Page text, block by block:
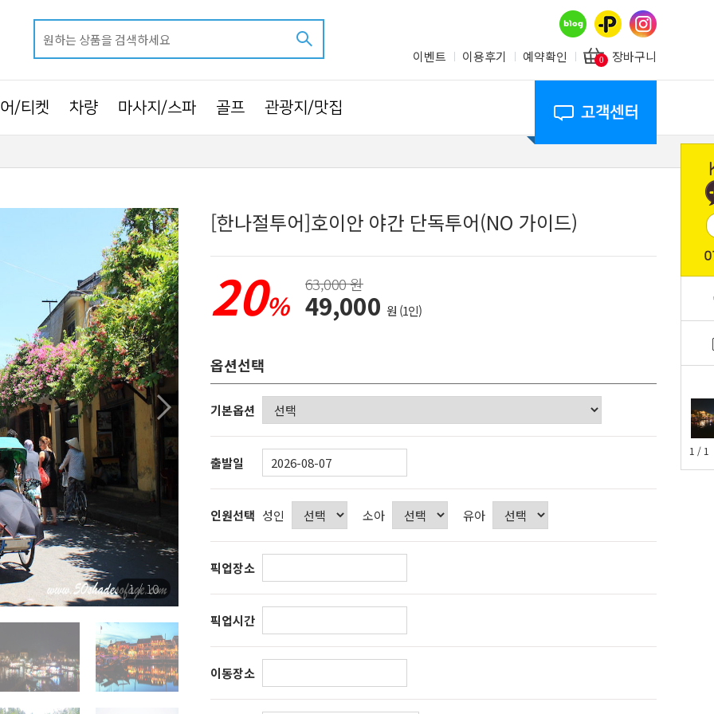
이벤트 이용후기 예약확인 0 장바구니
/티켓 차량 마사지/스파 골프 관광지/맛집
1 / 1
다음
1 / 10
[한나절투어]호이안 야간 단독투어(NO 가이드)
20%
63,000 원
49,000 원 (1인)
옵션선택
기본옵션
출발일
인원선택 성인 소아 유아
픽업장소
픽업시간
이동장소